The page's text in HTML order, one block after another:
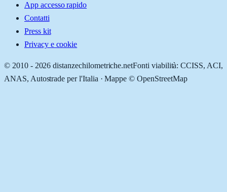
App accesso rapido
Contatti
Press kit
Privacy e cookie
© 2010 - 2026 distanzechilometriche.netFonti viabilità: CCISS, ACI,
ANAS, Autostrade per l'Italia · Mappe © OpenStreetMap